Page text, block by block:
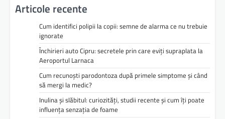
Articole recente
Cum identifici polipii la copii: semne de alarma ce nu trebuie
ignorate
Închirieri auto Cipru: secretele prin care eviți supraplata la
Aeroportul Larnaca
Cum recunoști parodontoza după primele simptome și când
să mergi la medic?
Inulina și slăbitul: curiozități, studii recente și cum îți poate
influența senzația de foame